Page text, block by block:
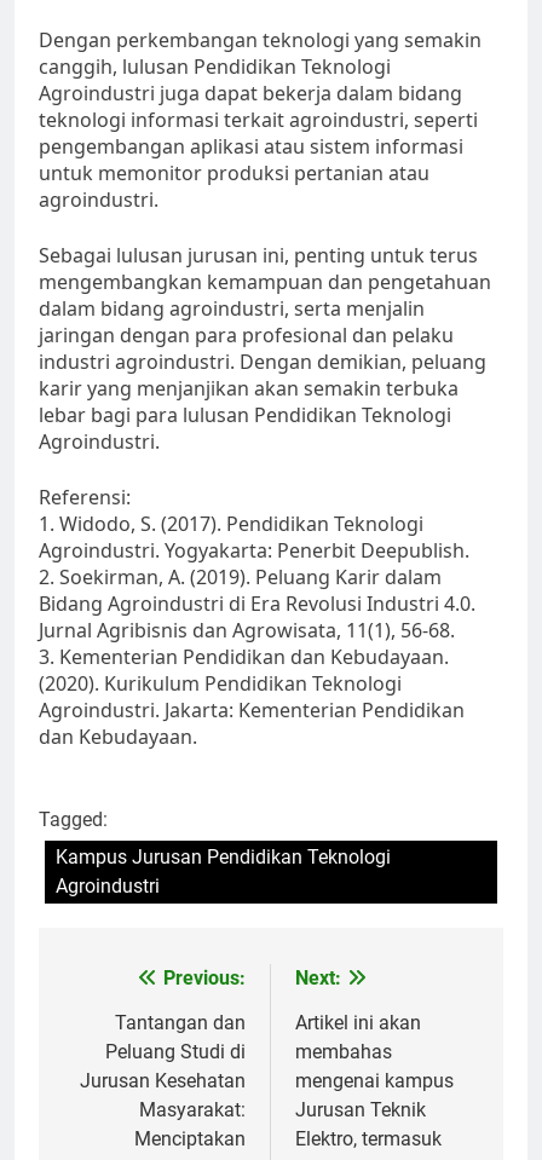
Dengan perkembangan teknologi yang semakin
canggih, lulusan Pendidikan Teknologi
Agroindustri juga dapat bekerja dalam bidang
teknologi informasi terkait agroindustri, seperti
pengembangan aplikasi atau sistem informasi
untuk memonitor produksi pertanian atau
agroindustri.
Sebagai lulusan jurusan ini, penting untuk terus
mengembangkan kemampuan dan pengetahuan
dalam bidang agroindustri, serta menjalin
jaringan dengan para profesional dan pelaku
industri agroindustri. Dengan demikian, peluang
karir yang menjanjikan akan semakin terbuka
lebar bagi para lulusan Pendidikan Teknologi
Agroindustri.
Referensi:
1. Widodo, S. (2017). Pendidikan Teknologi
Agroindustri. Yogyakarta: Penerbit Deepublish.
2. Soekirman, A. (2019). Peluang Karir dalam
Bidang Agroindustri di Era Revolusi Industri 4.0.
Jurnal Agribisnis dan Agrowisata, 11(1), 56-68.
3. Kementerian Pendidikan dan Kebudayaan.
(2020). Kurikulum Pendidikan Teknologi
Agroindustri. Jakarta: Kementerian Pendidikan
dan Kebudayaan.
Tagged:
Kampus Jurusan Pendidikan Teknologi
Agroindustri
navigation
Previous:
Tantangan dan
Peluang Studi di
Jurusan Kesehatan
Masyarakat:
Menciptakan
Next:
Artikel ini akan
membahas
mengenai kampus
Jurusan Teknik
Elektro, termasuk